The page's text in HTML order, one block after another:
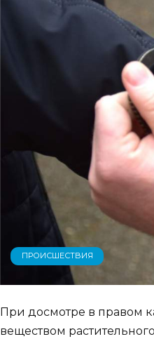
ПРОИСШЕСТВИЯ
При досмотре в правом
веществом